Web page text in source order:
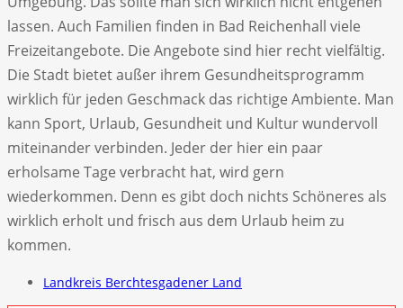
lassen. Auch Familien finden in Bad Reichenhall viele
Freizeitangebote. Die Angebote sind hier recht vielfältig.
Die Stadt bietet außer ihrem Gesundheitsprogramm
wirklich für jeden Geschmack das richtige Ambiente. Man
kann Sport, Urlaub, Gesundheit und Kultur wundervoll
miteinander verbinden. Jeder der hier ein paar
erholsame Tage verbracht hat, wird gern
wiederkommen. Denn es gibt doch nichts Schöneres als
wirklich erholt und frisch aus dem Urlaub heim zu
kommen.
Landkreis Berchtesgadener Land